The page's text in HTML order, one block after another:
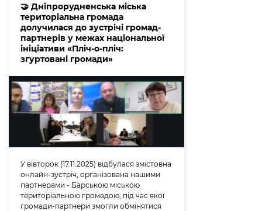
🤝 Дніпрорудненська міська
територіальна громада
долучилася до зустрічі громад-
партнерів у межах національної
ініціативи «Пліч-о-пліч:
згуртовані громади»
У вівторок (17.11.2025) відбулася змістовна
онлайн-зустріч, організована нашими
партнерами - Барською міською
територіальною громадою, під час якої
громади-партнери змогли обмінятися